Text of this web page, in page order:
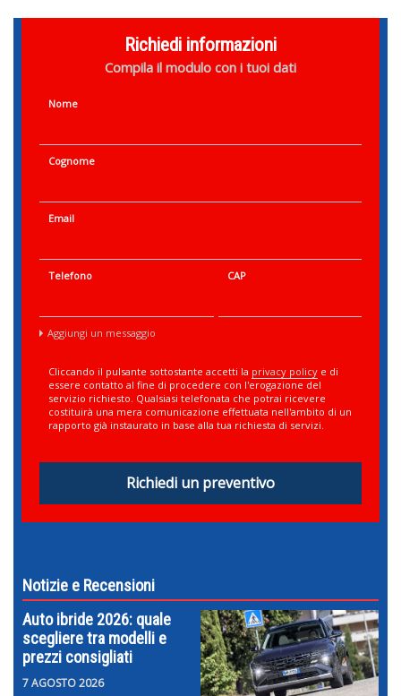
Richiedi informazioni
Compila il modulo con i tuoi dati
Nome
Cognome
Email
Telefono CAP
Aggiungi un messaggio
Cliccando il pulsante sottostante accetti la privacy policy e di
essere contatto al fine di procedere con l'erogazione del
servizio richiesto. Qualsiasi telefonata che potrai ricevere
costituirà una mera comunicazione effettuata nell'ambito di un
rapporto già instaurato in base alla tua richiesta di servizi.
Richiedi un preventivo
Notizie e Recensioni
Auto ibride 2026: quale
scegliere tra modelli e
prezzi consigliati
7 AGOSTO 2026